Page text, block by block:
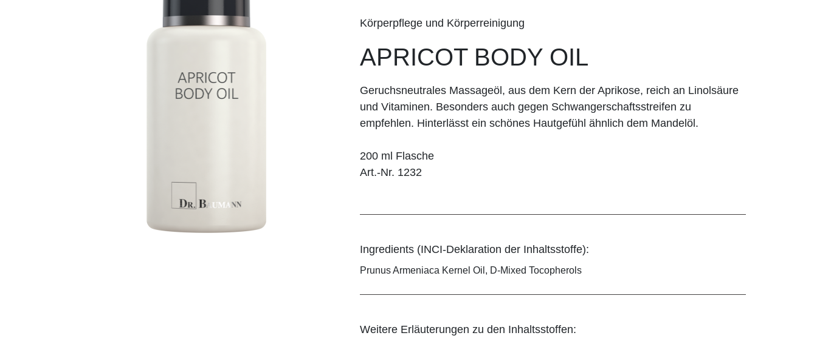
Körperpflege und Körperreinigung
APRICOT BODY OIL
Geruchsneutrales Massageöl, aus dem Kern der Aprikose, reich an Linolsäure
und Vitaminen. Besonders auch gegen Schwangerschaftsstreifen zu
empfehlen. Hinterlässt ein schönes Hautgefühl ähnlich dem Mandelöl.
200 ml Flasche
Art.-Nr. 1232
Ingredients (INCI-Deklaration der Inhaltsstoffe):
Prunus Armeniaca Kernel Oil, D-Mixed Tocopherols
Weitere Erläuterungen zu den Inhaltsstoffen: